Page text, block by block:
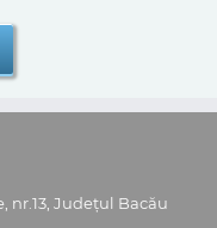
nr.13, Județul Bacău